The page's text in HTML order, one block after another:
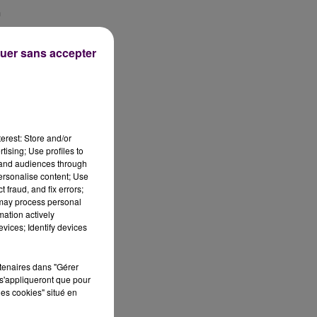
Store and/or
Use profiles to
audiences through
content; Use
fraud, and fix errors;
process personal
actively
Identify devices
dans "Gérer
que pour
cookies" situé en
sans accepter